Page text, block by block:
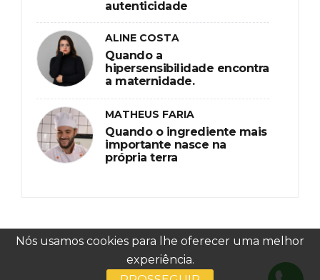
Nós usamos cookies para lhe oferecer uma melhor
experiência.
autenticidade
ALINE COSTA
Quando a
hipersensibilidade encontra
a maternidade.
MATHEUS FARIA
Quando o ingrediente mais
importante nasce na
própria terra